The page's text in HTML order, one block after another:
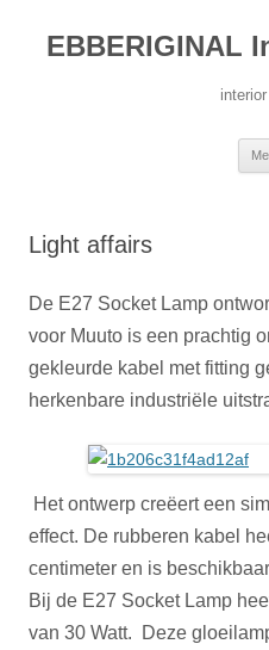
inhoud
EBBERIGINAL
Light affairs
De E27 Socket Lamp
voor Muuto is een prachtig
gekleurde kabel met fitting
herkenbare industriële
Het ontwerp creëert een
effect. De rubberen kabel
centimeter en is
Bij de E27 Socket Lamp
van 30 Watt. Deze